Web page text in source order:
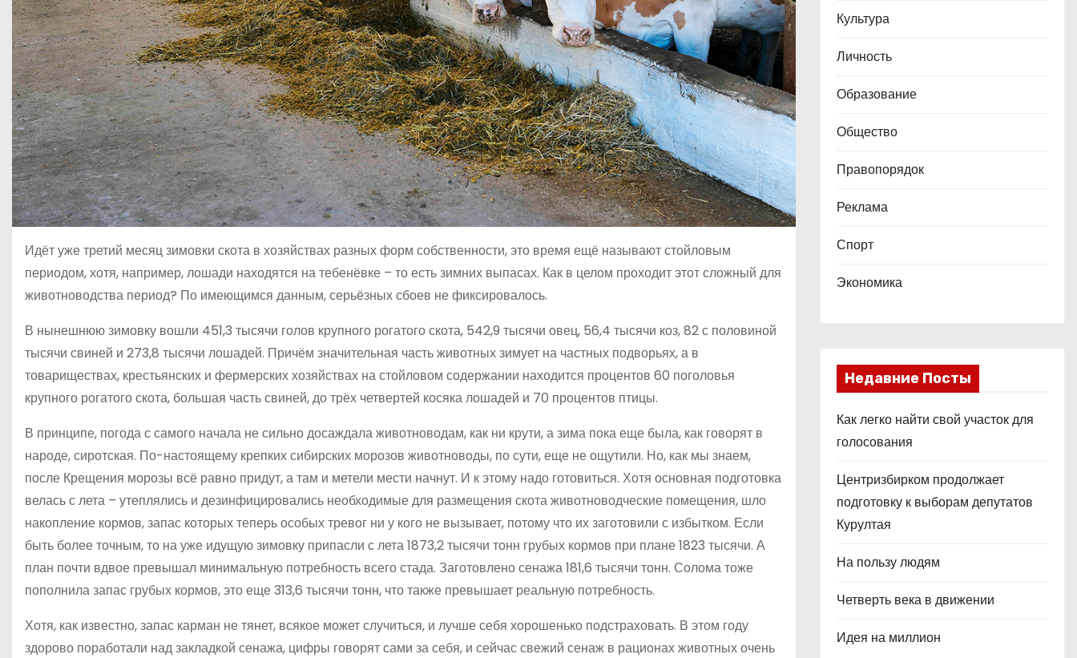
Идёт уже третий месяц зимовки скота в хозяйствах разных форм собственности, это время ещё называют стойловым
периодом, хотя, например, лошади находятся на тебенёвке – то есть зимних выпасах. Как в целом проходит этот сложный для
животноводства период? По имеющимся данным, серьёзных сбоев не фиксировалось.
В нынешнюю зимовку вошли 451,3 тысячи голов крупного рогатого скота, 542,9 тысячи овец, 56,4 тысячи коз, 82 с половиной
тысячи свиней и 273,8 тысячи лошадей. Причём значительная часть животных зимует на частных подворьях, а в
товариществах, крестьянских и фермерских хозяйствах на стойловом содержании находится процентов 60 поголовья
крупного рогатого скота, большая часть свиней, до трёх четвертей косяка лошадей и 70 процентов птицы.
В принципе, погода с самого начала не сильно досаждала животноводам, как ни крути, а зима пока еще была, как говорят в
народе, сиротская. По-настоящему крепких сибирских морозов животноводы, по сути, еще не ощутили. Но, как мы знаем,
после Крещения морозы всё равно придут, а там и метели мести начнут. И к этому надо готовиться. Хотя основная подготовка
велась с лета – утеплялись и дезинфицировались необходимые для размещения скота животноводческие помещения, шло
накопление кормов, запас которых теперь особых тревог ни у кого не вызывает, потому что их заготовили с избытком. Если
быть более точным, то на уже идущую зимовку припасли с лета 1873,2 тысячи тонн грубых кормов при плане 1823 тысячи. А
план почти вдвое превышал минимальную потребность всего стада. Заготовлено сенажа 181,6 тысячи тонн. Солома тоже
пополнила запас грубых кормов, это еще 313,6 тысячи тонн, что также превышает реальную потребность.
Хотя, как известно, запас карман не тянет, всякое может случиться, и лучше себя хорошенько подстраховать. В этом году
здорово поработали над закладкой сенажа, цифры говорят сами за себя, и сейчас свежий сенаж в рационах животных очень
Культура
Личность
Образование
Общество
Правопорядок
Реклама
Спорт
Экономика
Недавние Посты
Как легко найти свой участок для
голосования
Центризбирком продолжает
подготовку к выборам депутатов
Курултая
На пользу людям
Четверть века в движении
Идея на миллион